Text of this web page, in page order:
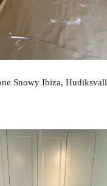
Snowy Ibiza, Hudiksvall